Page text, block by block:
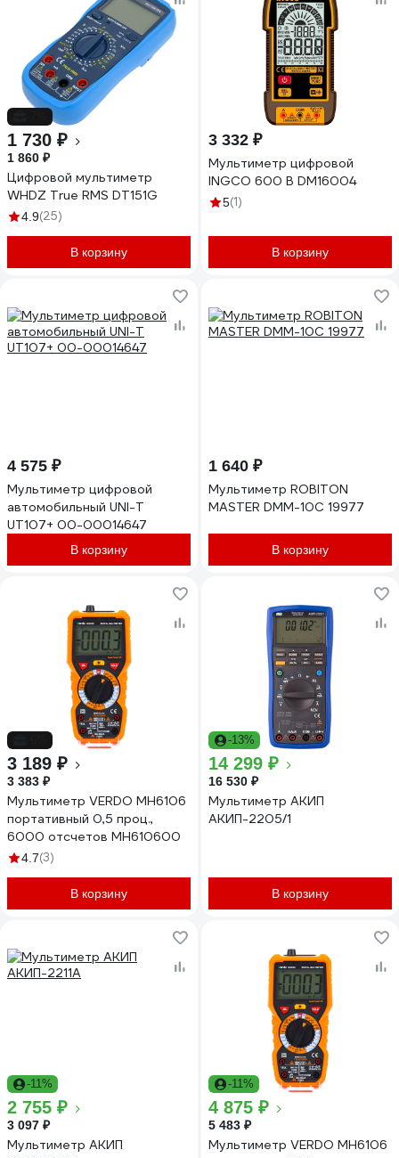
1 730 ₽
1 860 ₽
Цифровой мультиметр
WHDZ True RMS DT151G
4.9(25)
В корзину
3 332 ₽
Мультиметр цифровой
INGCO 600 В DM16004
5(1)
В корзину
4 575 ₽
Мультиметр цифровой
автомобильный UNI-T
UT107+ 00-00014647
В корзину
1 640 ₽
Мультиметр ROBITON
MASTER DMM-10C 19977
В корзину
3 189 ₽
3 383 ₽
Мультиметр VERDO MH6106
портативный 0,5 проц.,
6000 отсчетов MH610600
4.7(3)
В корзину
-13%
14 299 ₽
16 530 ₽
Мультиметр АКИП
АКИП-2205/1
В корзину
-11%
2 755 ₽
3 097 ₽
Мультиметр АКИП
-11%
4 875 ₽
5 483 ₽
Мультиметр VERDO MH6106